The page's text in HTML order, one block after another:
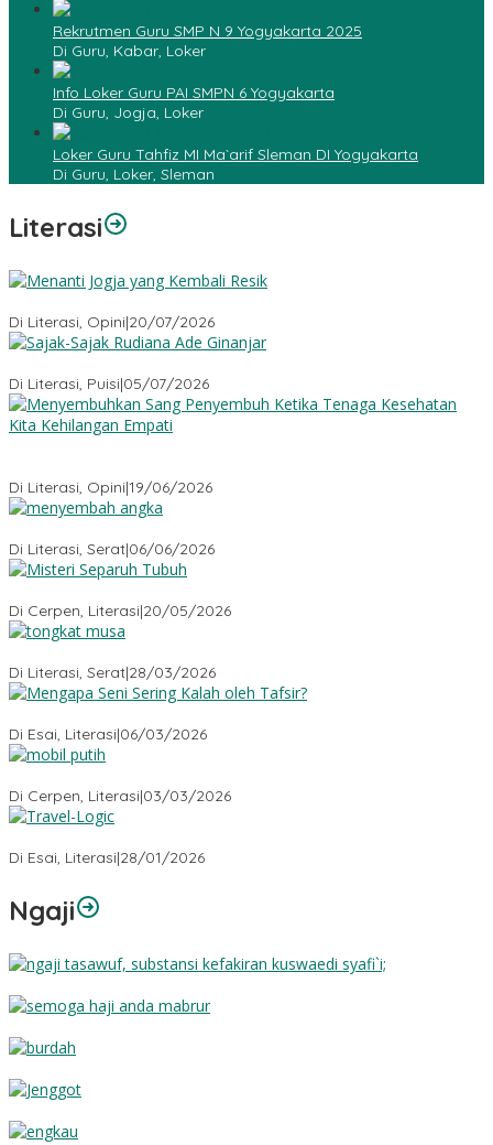
Rekrutmen Guru SMP N 9 Yogyakarta 2025
Di Guru, Kabar, Loker
Info Loker Guru PAI SMPN 6 Yogyakarta
Di Guru, Jogja, Loker
Loker Guru Tahfiz MI Ma`arif Sleman DI Yogyakarta
Di Guru, Loker, Sleman
Literasi
Di Literasi, Opini|20/07/2026
Di Literasi, Puisi|05/07/2026
Di Literasi, Opini|19/06/2026
Di Literasi, Serat|06/06/2026
Di Cerpen, Literasi|20/05/2026
Di Literasi, Serat|28/03/2026
Di Esai, Literasi|06/03/2026
Di Cerpen, Literasi|03/03/2026
Di Esai, Literasi|28/01/2026
Ngaji